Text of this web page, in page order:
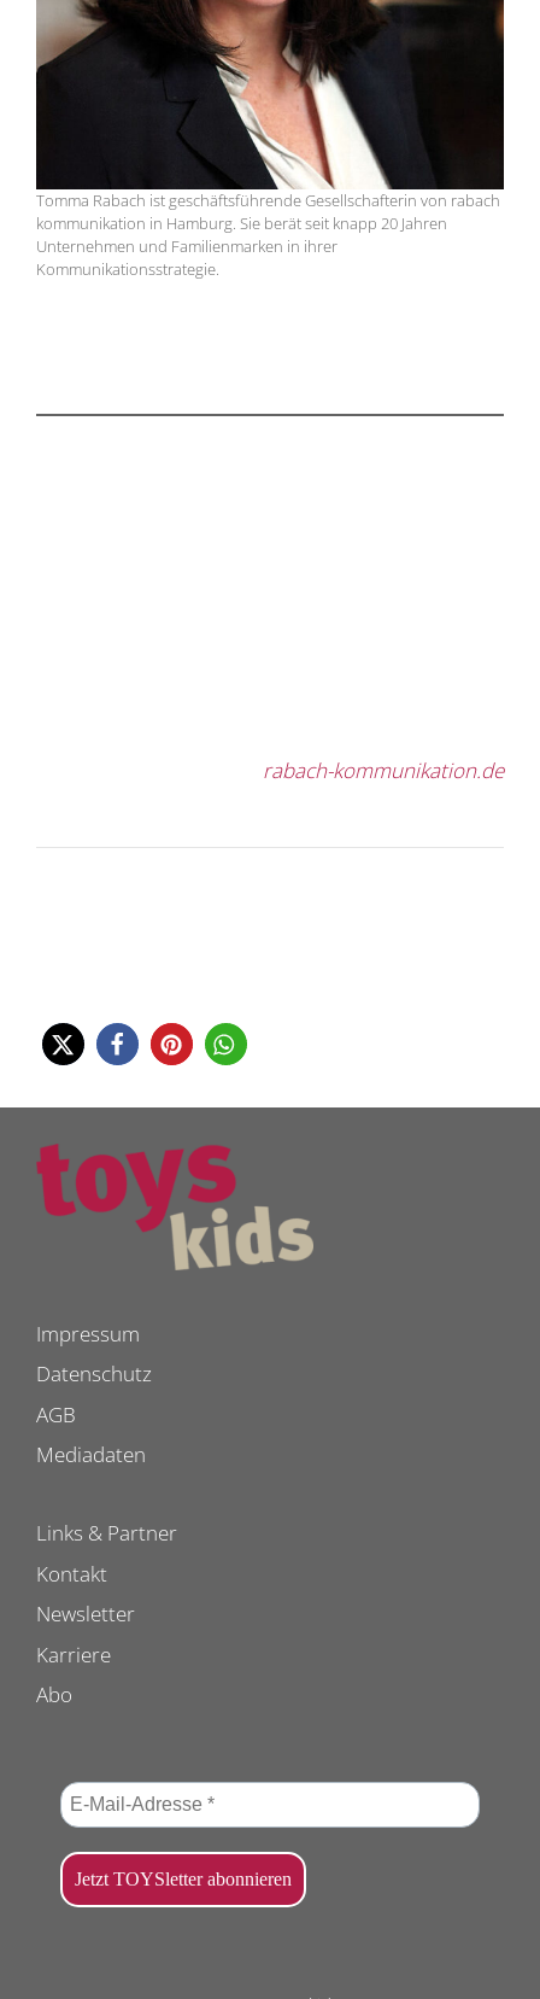
Tomma Rabach ist geschäftsführende Gesellschafterin von rabach
kommunikation in Hamburg. Sie berät seit knapp 20 Jahren
Unternehmen und Familienmarken in ihrer
Kommunikationsstrategie.
rabach-kommunikation.de
Impressum
Datenschutz
AGB
Mediadaten
Links & Partner
Kontakt
Newsletter
Karriere
Abo